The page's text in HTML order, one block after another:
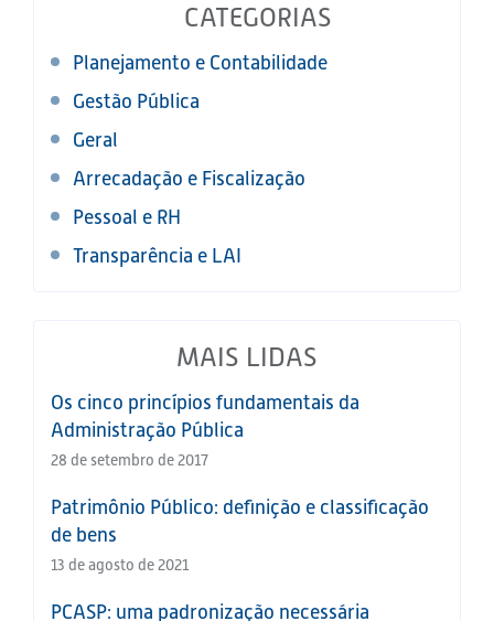
CATEGORIAS
Planejamento e Contabilidade
Gestão Pública
Geral
Arrecadação e Fiscalização
Pessoal e RH
Transparência e LAI
MAIS LIDAS
Os cinco princípios fundamentais da
Administração Pública
28 de setembro de 2017
Patrimônio Público: definição e classificação
de bens
13 de agosto de 2021
PCASP: uma padronização necessária